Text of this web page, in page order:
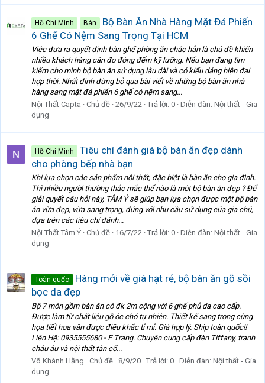
Hồ Chí Minh Bán
Bộ Bàn Ăn Nhà Hàng Mặt Đá Phiến
6 Ghế Có Nệm Sang Trọng Tại HCM
Việc đưa ra quyết định bàn ghế phòng ăn chắc hẳn là chủ đề khiến
nhiều khách hàng cân đo đóng đếm kỹ lưỡng. Nếu bạn đang tìm
kiếm cho mình bộ bàn ăn sử dụng lâu dài và có kiểu dáng hiện đại
hợp thời. Nhất định đừng bỏ qua bài viết về những bộ bàn ăn nhà
hàng sang mặt đá phiến 6 ghế có nệm sang...
Nội Thất Capta
Chủ đề 26/9/22 Trả lời: 0 Diễn đàn: Nội thất - Gia
dụng
Hồ Chí Minh
Tiêu chí đánh giá bộ bàn ăn đẹp dành
cho phòng bếp nhà bạn
Khi lựa chọn các sản phẩm nội thất, đặc biệt là bàn ăn cho gia đình.
Thì nhiều người thường thắc mắc thế nào là một bộ bàn ăn đẹp ? Để
giải quyết câu hỏi này, TÂM Ý sẽ giúp bạn lựa chọn được một bộ bàn
ăn vừa đẹp, vừa sang trọng, đúng với nhu cầu sử dụng của gia chủ,
dựa trên các tiêu chí đánh...
Nội Thất Tâm Ý Chủ đề 16/7/22 Trả lời: 0 Diễn đàn: Nội thất - Gia
dụng
Toàn quốc
Hàng mới về giá hạt rẻ, bộ bàn ăn gỗ sồi
bọc da đẹp
Bộ 7 món gồm bàn ăn có đk 2m cộng với 6 ghế phủ da cao cấp.
Được làm từ chất liệu gỗ óc chó tự nhiên. Thiết kế sang trọng cùng
họa tiết hoa văn được điêu khắc tỉ mỉ. Giá hợp lý. Ship toàn quốc!!
Liên Hệ: 0935555680 - E Trang. Chuyên cung cấp đèn Tiffany, tranh
châu âu và nội thất tân cổ...
Võ Khánh Hằng
Chủ đề 8/9/20 Trả lời: 0 Diễn đàn: Nội thất - Gia
dụng